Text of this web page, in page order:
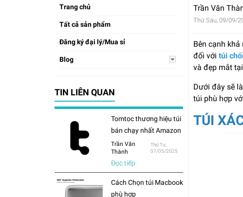
Trang chủ
Tất cả sản phẩm
Đăng ký đại lý/Mua sỉ
Blog
TIN LIÊN QUAN
Tomtoc thương hiệu túi
bán chạy nhất Amazon
Trần Văn
Thành
Thứ Tư,
07/05/2025
Đọc tiếp
Cách Chọn túi Macbook
phù hợp
Trần Văn
Thứ Sáu, 09/09/
Bên cạnh
đối với túi
và đẹp mắt
Dưới đây sẽ
túi phù hợp
TÚI